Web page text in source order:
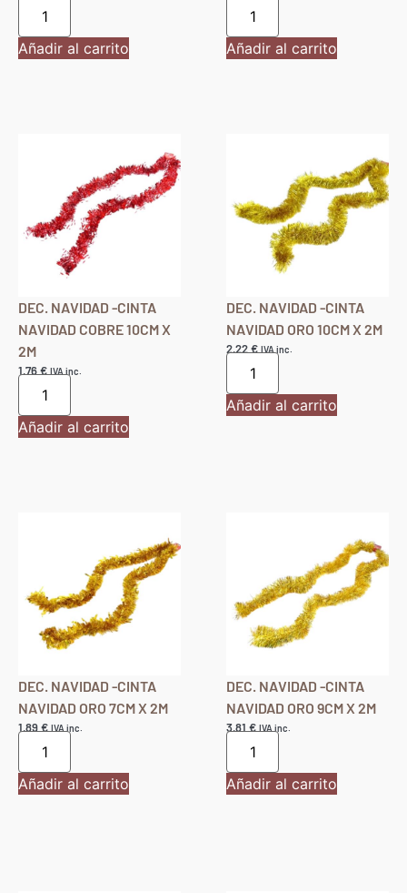
Añadir al carrito Añadir al carrito
DEC. NAVIDAD -CINTA
NAVIDAD COBRE 10CM X
2M
1,76€ IVA inc.
Añadir al carrito
DEC. NAVIDAD -CINTA
NAVIDAD ORO 10CM X 2M
2,22€ IVA inc.
Añadir al carrito
DEC. NAVIDAD -CINTA
NAVIDAD ORO 7CM X 2M
1,89€ IVA inc.
Añadir al carrito
DEC. NAVIDAD -CINTA
NAVIDAD ORO 9CM X 2M
3,81 € IVA inc.
Añadir al carrito